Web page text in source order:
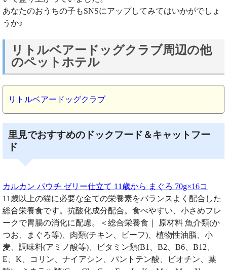
あなたのおうちの子もSNSにアップしてみてはいかがでしょ
うか♪
リトルベアードッグクラブ周辺の他
のペットホテル
リトルベアードッグクラブ
里見でおすすめのドックフード＆キャットフー
ド
カルカン パウチ ゼリー仕立て 11歳から まぐろ 70g×16コ
11歳以上の猫に必要な全ての栄養素をバランスよく配合した
総合栄養食です。抗酸化成分配合。食べやすい、小さめフレ
ークで胃腸の消化に配慮。＜総合栄養食｜ 原材料 魚介類(か
つお、まぐろ等)、肉類(チキン、ビーフ)、植物性油脂、小
麦、調味料(アミノ酸等)、ビタミン類(B1、B2、B6、B12、
E、K、コリン、ナイアシン、パントテン酸、ビオチン、葉